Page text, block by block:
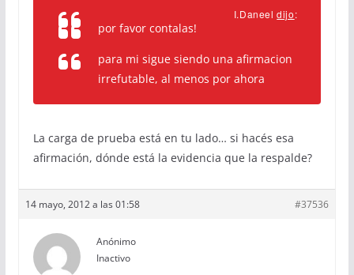
I.Daneeldijo:
por favor contalas!
para mi sigue siendo una afirmacion
irrefutable, al menos por ahora
La carga de prueba está en tu lado… si hacés esa
afirmación, dónde está la evidencia que la respalde?
14 mayo, 2012 a las 01:58 #37536
Anónimo
Inactivo